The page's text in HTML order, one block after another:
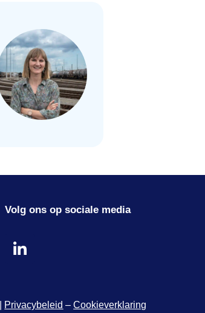
Volg ons op sociale media
Privacybeleid – Cookieverklaring